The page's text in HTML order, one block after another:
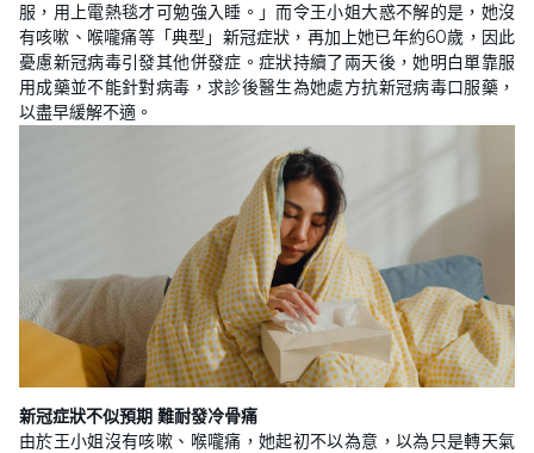
服，用上電熱毯才可勉強入睡。」而令王小姐大惑不解的是，她沒
有咳嗽、喉嚨痛等「典型」新冠症狀，再加上她已年約60歲，因此
憂慮新冠病毒引發其他併發症。症狀持續了兩天後，她明白單靠服
用成藥並不能針對病毒，求診後醫生為她處方抗新冠病毒口服藥，
以盡早緩解不適。
新冠症狀不似預期 難耐發冷骨痛
由於王小姐沒有咳嗽、喉嚨痛，她起初不以為意，以為只是轉天氣